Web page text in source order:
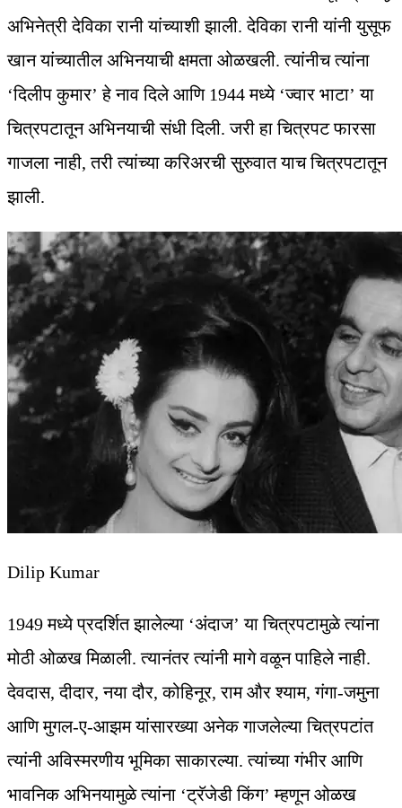
अभिनेत्री देविका रानी यांच्याशी झाली. देविका रानी यांनी युसूफ
खान यांच्यातील अभिनयाची क्षमता ओळखली. त्यांनीच त्यांना
‘दिलीप कुमार’ हे नाव दिले आणि 1944 मध्ये ‘ज्वार भाटा’ या
चित्रपटातून अभिनयाची संधी दिली. जरी हा चित्रपट फारसा
गाजला नाही, तरी त्यांच्या करिअरची सुरुवात याच चित्रपटातून
झाली.
Dilip Kumar
1949 मध्ये प्रदर्शित झालेल्या ‘अंदाज’ या चित्रपटामुळे त्यांना
मोठी ओळख मिळाली. त्यानंतर त्यांनी मागे वळून पाहिले नाही.
देवदास, दीदार, नया दौर, कोहिनूर, राम और श्याम, गंगा-जमुना
आणि मुगल-ए-आझम यांसारख्या अनेक गाजलेल्या चित्रपटांत
त्यांनी अविस्मरणीय भूमिका साकारल्या. त्यांच्या गंभीर आणि
भावनिक अभिनयामुळे त्यांना ‘ट्रॅजेडी किंग’ म्हणून ओळख